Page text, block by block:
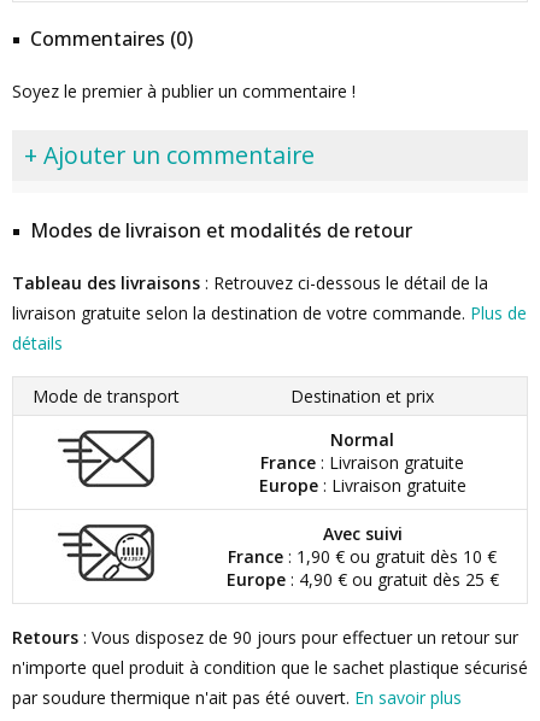
Commentaires (0)
Soyez le premier à publier un commentaire !
+ Ajouter un commentaire
Modes de livraison et modalités de retour
Tableau des livraisons : Retrouvez ci-dessous le détail de la
livraison gratuite selon la destination de votre commande. Plus de
détails
Mode de transport
Destination et prix
Normal
France : Livraison gratuite
Europe: Livraison gratuite
Avec suivi
France : 1,90 € ou gratuit dès 10 €
Europe: 4,90 € ou gratuit dès 25 €
Retours : Vous disposez de 90 jours pour effectuer un retour sur
n'importe quel produit à condition que le sachet plastique sécurisé
par soudure thermique n'ait pas été ouvert. En savoir plus